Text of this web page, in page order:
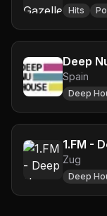
Hits
Deep
Spain
Deep
1.FM -
Zug
Deep